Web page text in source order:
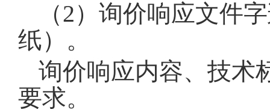
（2）询价响应文件
纸）。
询价响应内容、技术
要求。